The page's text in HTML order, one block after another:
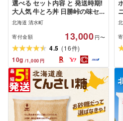
選べる セット内容 と 発送時期!
大人気 牛とろ丼 日勝峠の味セ
ット グランプリ受賞! 山わさび
醤油 漬け 牛肉 肉 フレーク ふり
かけ 冷凍 牛トロ ご飯のお供 調
味料 十勝スロウフード 北海道
清水町 送料無料
北海道 清水町
寄付金額 13,000 円〜
4.5 (16件)
10g /1,000 円